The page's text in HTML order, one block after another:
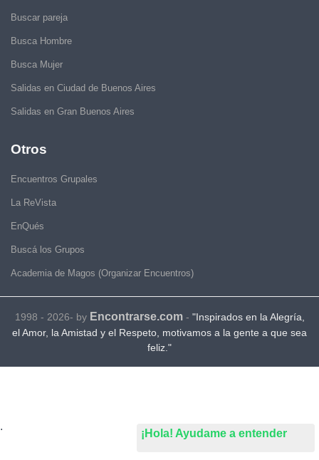
¡Hola! Ayudame a entender
Buscar pareja
Busca Hombre
Busca Mujer
Salidas en Ciudad de Buenos Aires
Salidas en Gran Buenos Aires
Otros
Encuentros Grupales
La ReVista
EnQués
Buscá los Grupos
Academia de Magos (Organizar Encuentros)
1998 - 2026- by Encontrarse.com- "Inspirados en la Alegría,
el Amor, la Amistad y el Respeto, motivamos a la gente a que sea
feliz."
.